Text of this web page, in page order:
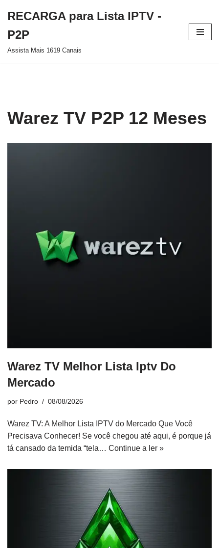
para
o
RECARGA para Lista IPTV -
P2P
Assista Mais 1619 Canais
Warez TV P2P 12 Meses
Warez TV Melhor Lista Iptv Do
Mercado
por Pedro 08/08/2026
Warez TV: A Melhor Lista IPTV do Mercado Que Você
Precisava Conhecer! Se você chegou até aqui, é porque já
tá cansado da temida “tela… Continue a ler »